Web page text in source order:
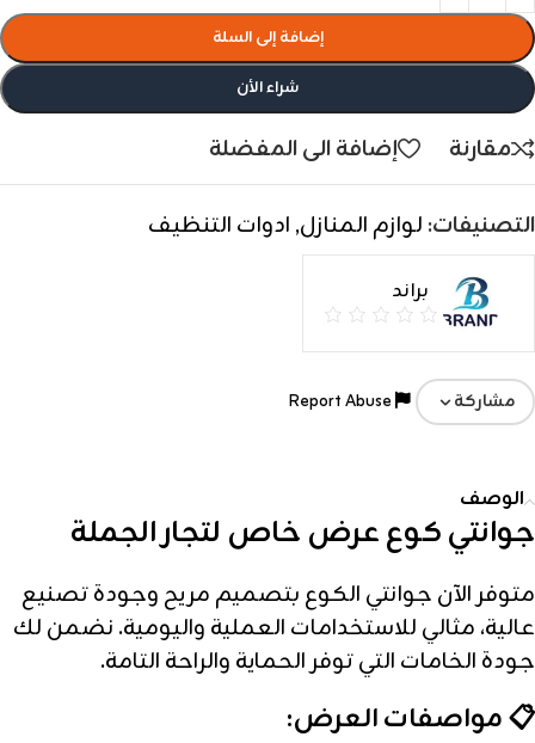
إضافة إلى السلة
شراء الأن
مقارنة إضافة الى المفضلة
التصنيفات: لوازم المنازل, ادوات التنظيف
براند
مشاركة
الوصف
جوانتي كوع عرض خاص لتجار الجملة
متوفر الآن جوانتي الكوع بتصميم مريح وجودة تصنيع
عالية، مثالي للاستخدامات العملية واليومية. نضمن لك
جودة الخامات التي توفر الحماية والراحة التامة.
📋 مواصفات العرض: